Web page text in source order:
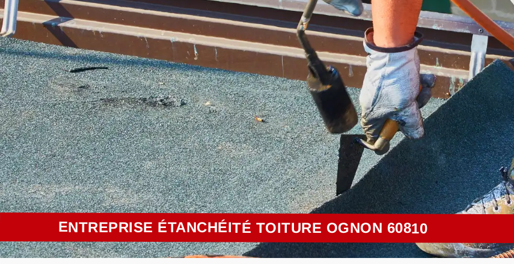
ENTREPRISE ÉTANCHÉITÉ TOITURE OGNON 60810